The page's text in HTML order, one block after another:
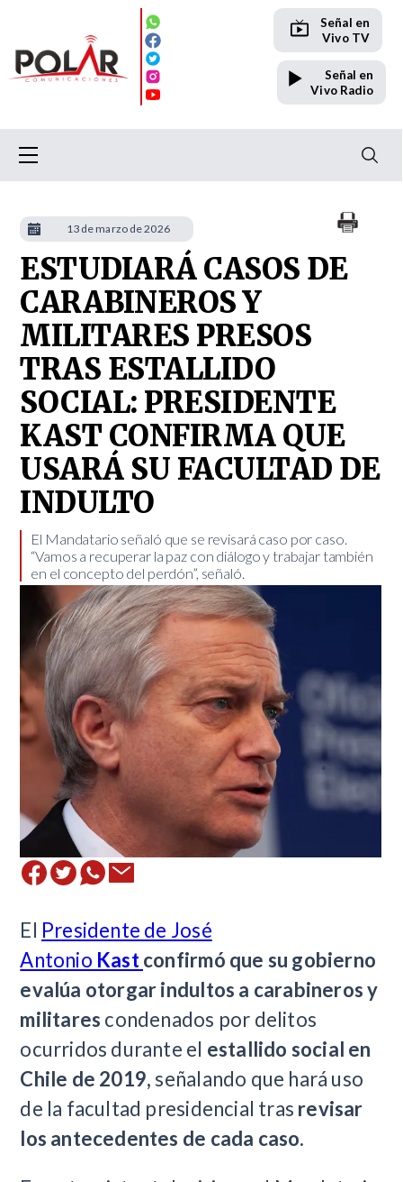
Señal en
Vivo TV
Señal en
Vivo Radio
ESTUDIARÁ CASOS DE
CARABINEROS Y
MILITARES PRESOS
TRAS ESTALLIDO
SOCIAL: PRESIDENTE
KAST CONFIRMA QUE
USARÁ SU FACULTAD DE
INDULTO
El Mandatario señaló que se revisará caso por caso.
“Vamos a recuperar la paz con diálogo y trabajar también
en el concepto del perdón”, señaló.
El Presidente de José
Antonio Kastconfirmó que su gobierno
evalúa otorgar indultos a carabineros y
militares condenados por delitos
ocurridos durante el estallido social en
Chile de 2019, señalando que hará uso
de la facultad presidencial tras revisar
los antecedentes de cada caso.
13 de marzo de 2026